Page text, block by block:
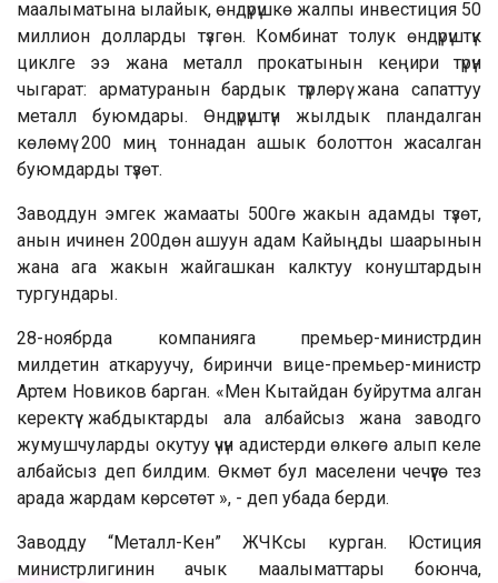
маалыматына ылайык, өндүрүшкө жалпы инвестиция 50
миллион долларды түзгөн. Комбинат толук өндүрүштүк
циклге ээ жана металл прокатынын кеңири түрүн
чыгарат: арматуранын бардык түрлөрү жана сапаттуу
металл буюмдары. Өндүрүштүн жылдык пландалган
көлөмү 200 миң тоннадан ашык болоттон жасалган
буюмдарды түзөт.
Заводдун эмгек жамааты 500гө жакын адамды түзөт,
анын ичинен 200дөн ашуун адам Кайыңды шаарынын
жана ага жакын жайгашкан калктуу конуштардын
тургундары.
28-ноябрда компанияга премьер-министрдин
милдетин аткаруучу, биринчи вице-премьер-министр
Артем Новиков барган. «Мен Кытайдан буйрутма алган
керектүү жабдыктарды ала албайсыз жана заводго
жумушчуларды окутуу үчүн адистерди өлкөгө алып келе
албайсыз деп билдим. Өкмөт бул маселени чечүүгө тез
арада жардам көрсөтөт », - деп убада берди.
Заводду “Металл-Кен” ЖЧКсы курган. Юстиция
министрлигинин ачык маалыматтары боюнча,